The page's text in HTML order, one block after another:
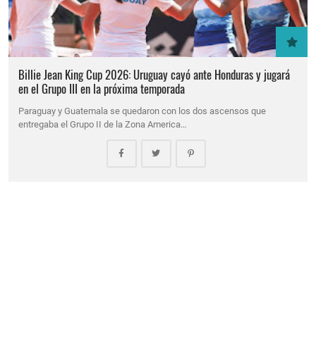
Billie Jean King Cup 2026: Uruguay cayó ante Honduras y jugará
en el Grupo III en la próxima temporada
Paraguay y Guatemala se quedaron con los dos ascensos que
entregaba el Grupo II de la Zona America…